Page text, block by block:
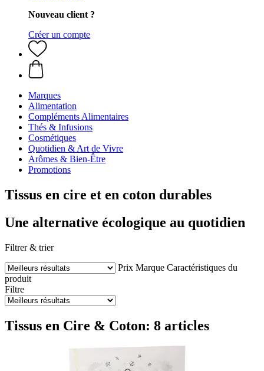
Nouveau client ?
Créer un compte
Marques
Alimentation
Compléments Alimentaires
Thés & Infusions
Cosmétiques
Quotidien & Art de Vivre
Arômes & Bien-Être
Promotions
Tissus en cire et en coton durables
Une alternative écologique au quotidien
Filtrer & trier
Prix Marque Caractéristiques du
produit
Filtre
Tissus en Cire & Coton: 8 articles